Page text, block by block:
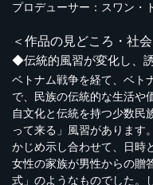
プロデューサー：スワン・
＜作品の見どころ・社
◆伝統的風習が変化し、
ベトナム戦争を経て、ベト
で、民族の伝統的な生活や
自文化と伝統を持つ少数民
って来る」風習があります
かじめ示し合わせて、日時
女性の家族が男性からの贈
式」のようなものでした。